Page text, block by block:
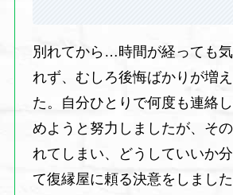
別れてから…時間が経っても
れず、むしろ後悔ばかりが増
た。自分ひとりで何度も連絡
めようと努力しましたが、そ
れてしまい、どうしていいか
て復縁屋に頼る決意をしました